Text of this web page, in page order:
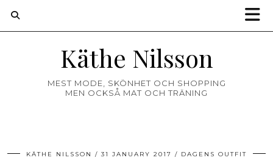
Käthe Nilsson
MEST MODE, SKÖNHET OCH SHOPPING
MEN OCKSÅ MAT OCH TRÄNING
KÄTHE NILSSON 31 JANUARY 2017 DAGENS OUTFIT